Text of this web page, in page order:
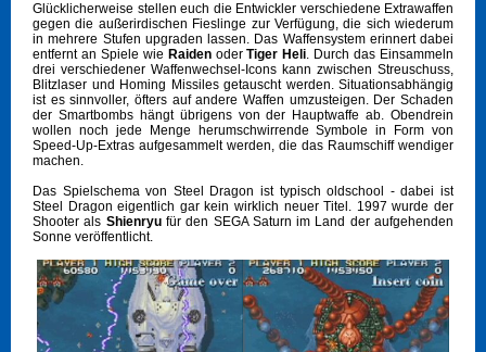
Glücklicherweise stellen euch die Entwickler verschiedene Extrawaffen
gegen die außerirdischen Fieslinge zur Verfügung, die sich wiederum
in mehrere Stufen upgraden lassen. Das Waffensystem erinnert dabei
entfernt an Spiele wie RaidenoderTiger Heli. Durch das Einsammeln
drei verschiedener Waffenwechsel-Icons kann zwischen Streuschuss,
Blitzlaser und Homing Missiles getauscht werden. Situationsabhängig
ist es sinnvoller, öfters auf andere Waffen umzusteigen. Der Schaden
der Smartbombs hängt übrigens von der Hauptwaffe ab. Obendrein
wollen noch jede Menge herumschwirrende Symbole in Form von
Speed-Up-Extras aufgesammelt werden, die das Raumschiff wendiger
machen.
Das Spielschema von Steel Dragon ist typisch oldschool - dabei ist
Steel Dragon eigentlich gar kein wirklich neuer Titel. 1997 wurde der
Shooter als Shienryufür den SEGA Saturn im Land der aufgehenden
Sonne veröffentlicht.